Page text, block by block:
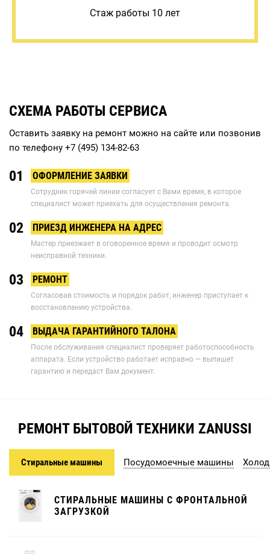
Стаж работы 10 лет
СХЕМА РАБОТЫ СЕРВИСА
Оставить заявку на ремонт можно на сайте или позвонив
по телефону +7 (495) 134-82-63
01 ОФОРМЛЕНИЕ ЗАЯВКИ
Сотрудник горячей линии согласует с Вами время, в которое
специалист может приехать для осуществления ремонта.
02 ПРИЕЗД ИНЖЕНЕРА НА АДРЕС
Мастер приезжает в оговоренное время и проводит осмотр
неисправной техники.
03 РЕМОНТ
Согласовав стоимость и порядок работ, инженер приступает к
восстановлению устройства.
04 ВЫДАЧА ГАРАНТИЙНОГО ТАЛОНА
После обслуживания специалист проверяет работоспособность
аппарата. Если устройство работает исправно — выпишет
гарантию и передаст Вам документ.
РЕМОНТ БЫТОВОЙ ТЕХНИКИ ZANUSSI
Стиральные машины Посудомоечные машины
СТИРАЛЬНЫЕ МАШИНЫ С ФРОНТАЛЬНОЙ
ЗАГРУЗКОЙ